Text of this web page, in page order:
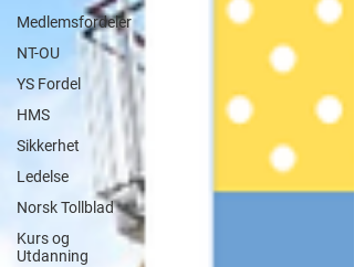
Medlemsfordeler
NT-OU
YS Fordel
HMS
Sikkerhet
Ledelse
Norsk Tollblad
Kurs og
Utdanning